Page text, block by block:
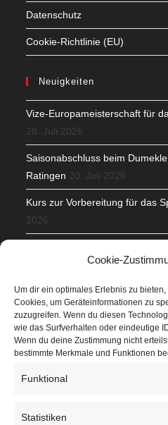
Cookie-
Um dir ein optimales Erlebnis zu
Cookies, um Geräteinformationen zu
zuzugreifen. Wenn du diesen
wie das Surfverhalten oder eindeutige
Wenn du deine Zustimmung nicht
bestimmte Merkmale und Funktionen
Funktional
Statistiken
Datenschutz
Cookie-Richtlinie (EU)
Neuigkeiten
Vize-Europameisterschaft für
28. Juli 2026
Saisonabschluss beim
Ratingen 20. Juli 2026
Kurs zur Vorbereitung für das
2026
Veranstaltungen
Höffner Run